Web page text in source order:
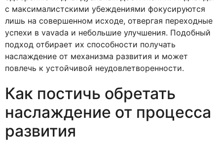
с максималистскими убеждениями фокусируются
лишь на совершенном исходе, отвергая переходные
успехи в vavada и небольшие улучшения. Подобный
подход отбирает их способности получать
наслаждение от механизма развития и может
повлечь к устойчивой неудовлетворенности.
Как постичь обретать
наслаждение от процесса
развития